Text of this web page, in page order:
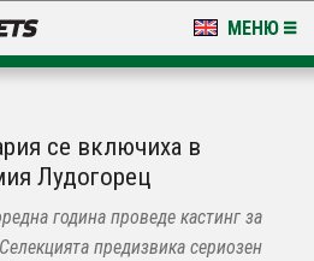
МЕНЮ
се включиха в
Лудогорец
година проведе кастинг за
предизвика сериозен